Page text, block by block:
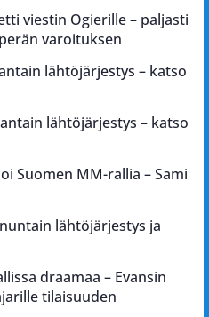
viestin Ogierille – paljasti
varoituksen
lähtöjärjestys – katso
lähtöjärjestys – katso
Suomen MM-rallia – Sami
lähtöjärjestys ja
draamaa – Evansin
tilaisuuden